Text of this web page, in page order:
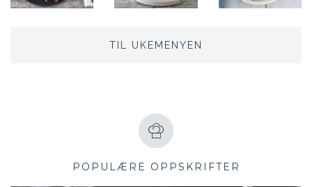
TIL UKEMENYEN
POPULÆRE OPPSKRIFTER